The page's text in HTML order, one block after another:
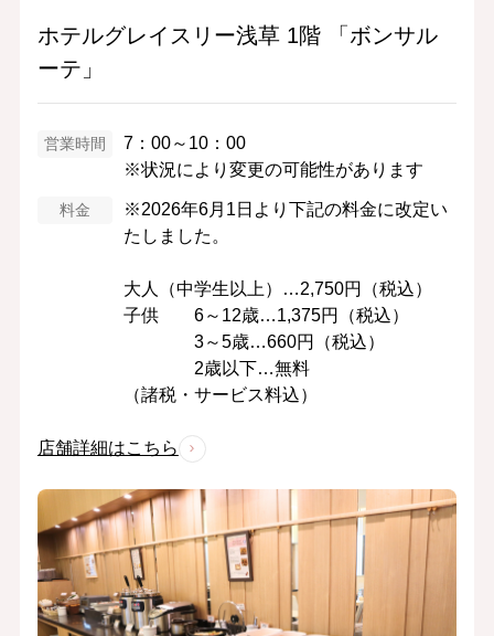
ホテルグレイスリー浅草 1階 「ボンサル
ーテ」
営業時間
7：00～10：00
​※状況により変更の可能性があります
料金
※2026年6月1日より下記の料金に改定い
たしました。
大人（中学生以上）…2,750円（税込）
子供 6～12歳…1,375円（税込）
3～5歳…660円（税込）
2歳以下…無料
（諸税・サービス料込）
店舗詳細はこちら